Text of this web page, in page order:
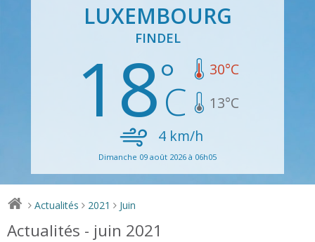
LUXEMBOURG
FINDEL
18 30°C
13°C
4 km/h
Dimanche 09 août 2026 à 06h05
> Actualités > 2021 > Juin
Actualités - juin 2021